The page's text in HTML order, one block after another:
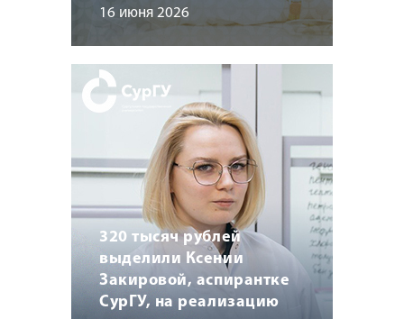
16 июня 2026
320 тысяч рублей
выделили Ксении
Закировой, аспирантке
СурГУ, на реализацию